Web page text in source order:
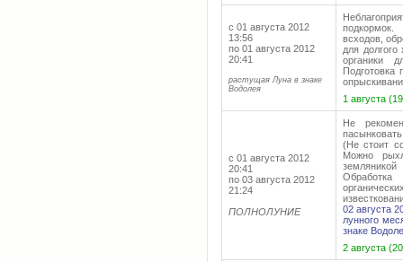
с 01 августа 2012
13:56
по 01 августа 2012
20:41
растущая Луна в знаке
Водолея
подкормок.
всходов,
для
органики
Подготовка
1 августа
с 01 августа 2012
20:41
по 03 августа 2012
21:24
ПОЛНОЛУНИЕ
Не
(Не стоит
Можно
02 августа
лунного
знаке
2 августа